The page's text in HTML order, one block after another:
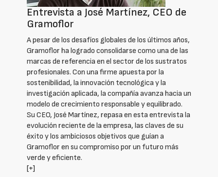
Entrevista a José Martínez, CEO de
Gramoflor
A pesar de los desafíos globales de los últimos años,
Gramoflor ha logrado consolidarse como una de las
marcas de referencia en el sector de los sustratos
profesionales. Con una firme apuesta por la
sostenibilidad, la innovación tecnológica y la
investigación aplicada, la compañía avanza hacia un
modelo de crecimiento responsable y equilibrado.
Su CEO, José Martínez, repasa en esta entrevista la
evolución reciente de la empresa, las claves de su
éxito y los ambiciosos objetivos que guían a
Gramoflor en su compromiso por un futuro más
verde y eficiente.
[+]